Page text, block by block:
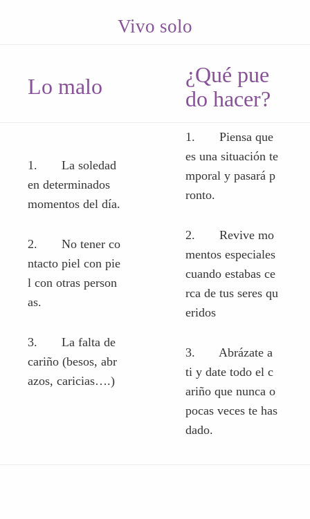
Vivo solo
Lo malo
¿Qué pue
do hacer?
1. La soledad
en determinados
momentos del día.
2. No tener co
ntacto piel con pie
l con otras person
as.
3. La falta de
cariño (besos, abr
azos, caricias….)
1. Piensa que
es una situación te
mporal y pasará p
ronto.
2. Revive mo
mentos especiales
cuando estabas ce
rca de tus seres qu
eridos
3. Abrázate a
ti y date todo el c
ariño que nunca o
pocas veces te has
dado.